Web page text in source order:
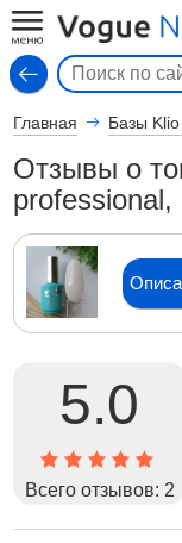
Главная Базы
Отзывы о
5.0
Всего отзывов: 2